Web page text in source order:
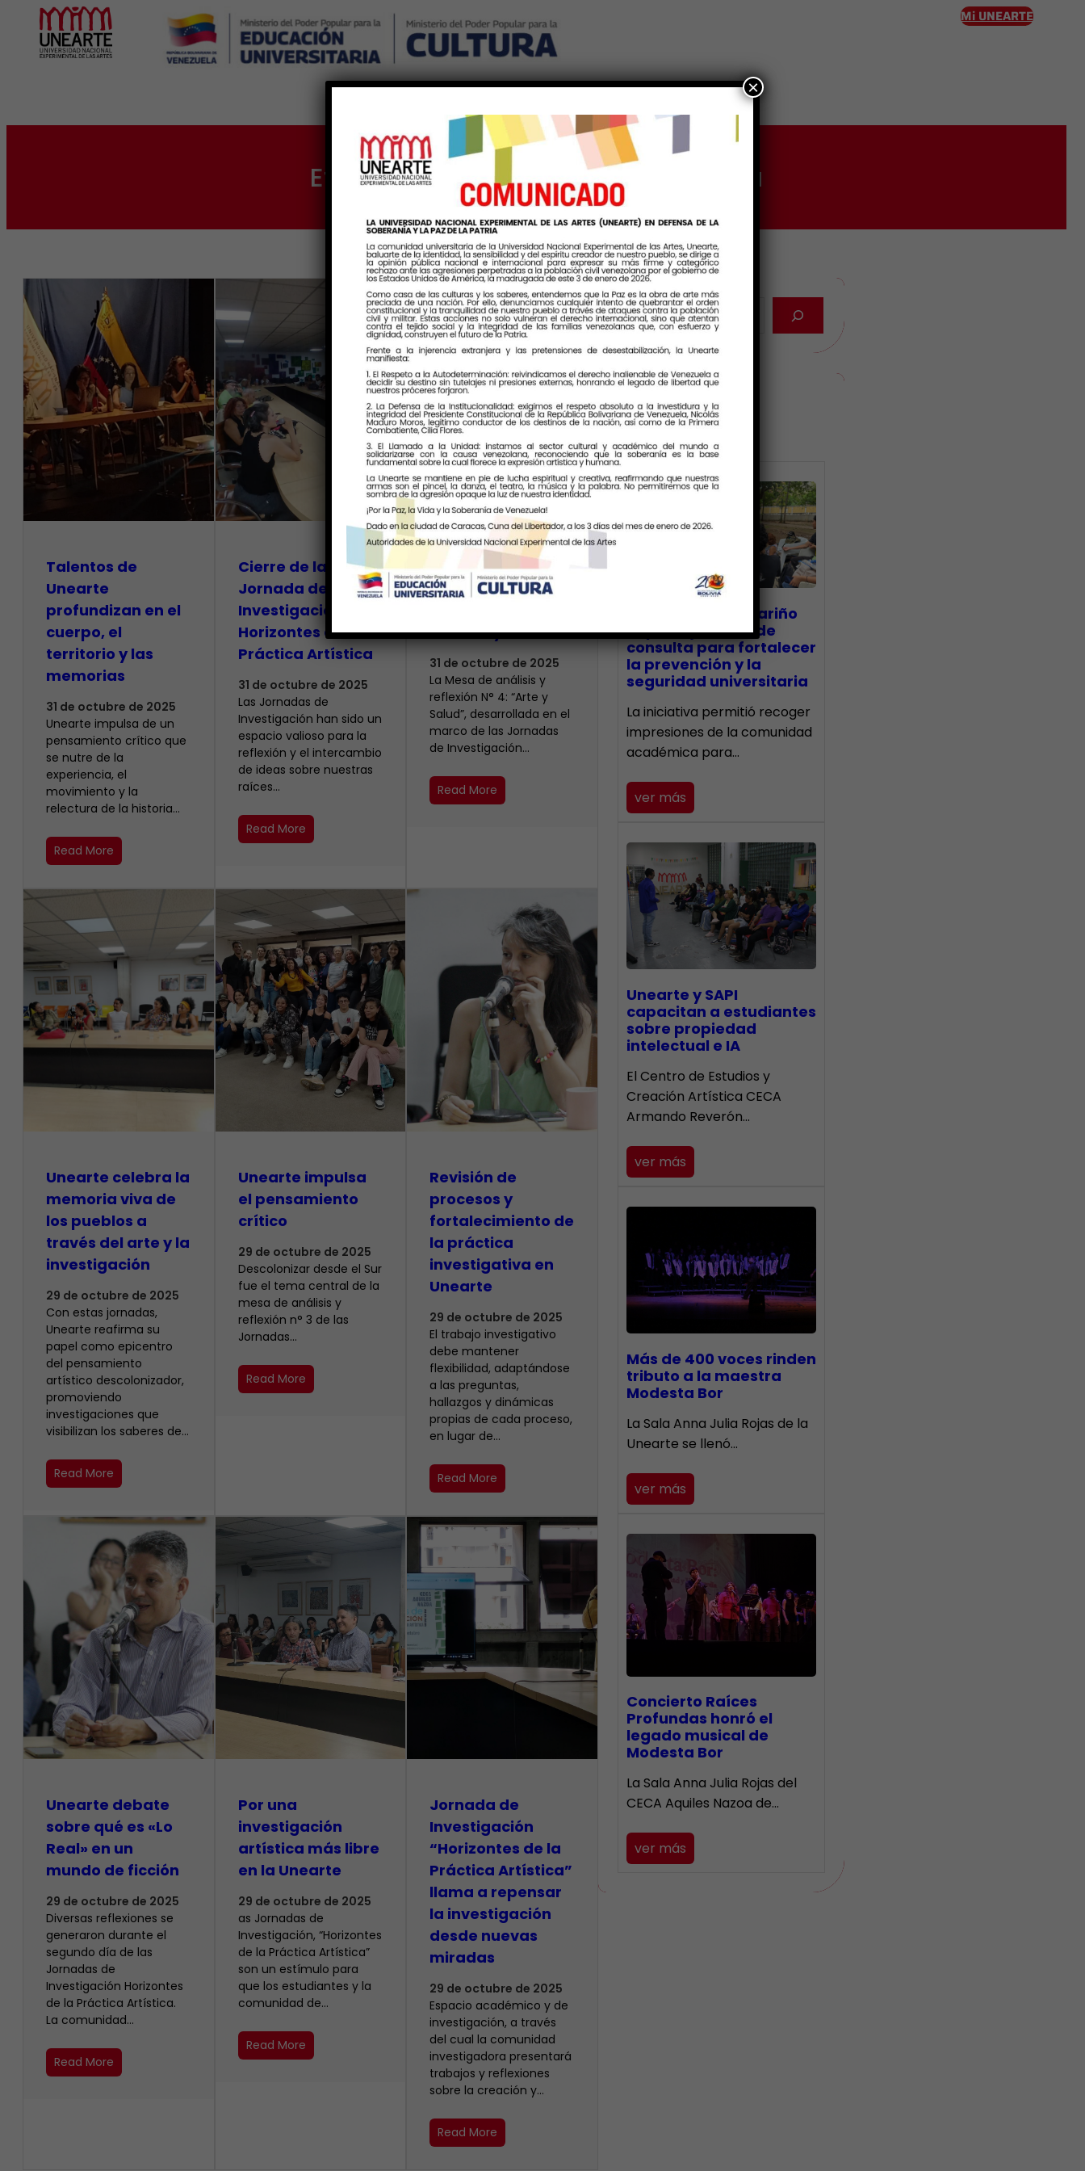
Mi UNEARTE
Ingreso
Etiqueta:TransformacionEducativa
Talentos de
Unearte
profundizan en el
cuerpo, el
territorio y las
memorias ​
31 de octubre de 2025
Unearte impulsa de un
pensamiento crítico que
se nutre de la
experiencia, el
movimiento y la
relectura de la historia…
Read More
Cierre de la
Jornada de
Investigación
Horizontes de la
Práctica Artística
31 de octubre de 2025
Las Jornadas de
Investigación han sido un
espacio valioso para la
reflexión y el intercambio
de ideas sobre nuestras
raíces…
Read More
Unearte
promueve el
del arte y la salud
31 de octubre de 2025
La Mesa de análisis y
reflexión N° 4: “Arte y
Salud”, desarrollada en el
marco de las Jornadas
de Investigación…
Read More
Unearte celebra la
memoria viva de
los pueblos a
través del arte y la
investigación
29 de octubre de 2025
Con estas jornadas,
Unearte reafirma su
papel como epicentro
del pensamiento
artístico descolonizador,
promoviendo
investigaciones que
visibilizan los saberes de…
Read More
Unearte impulsa
el pensamiento
crítico
29 de octubre de 2025
Descolonizar desde el Sur
fue el tema central de la
mesa de análisis y
reflexión n° 3 de las
Jornadas…
Read More
Revisión de
procesos y
fortalecimiento de
la práctica
investigativa en
Unearte
29 de octubre de 2025
El trabajo investigativo
debe mantener
flexibilidad, adaptándose
a las preguntas,
hallazgos y dinámicas
propias de cada proceso,
en lugar de…
Read More
Unearte debate
sobre qué es «Lo
Real» en un
mundo de ficción
29 de octubre de 2025
​Diversas reflexiones se
generaron durante el
segundo día de las
Jornadas de
Investigación Horizontes
de la Práctica Artística.
La comunidad…
Read More
Por una
investigación
artística más libre
en la Unearte
29 de octubre de 2025
as Jornadas de
Investigación, “Horizontes
de la Práctica Artística”
son un estímulo para
que los estudiantes y la
comunidad de…
Read More
Jornada de
Investigación
“Horizontes de la
Práctica Artística”
llama a repensar
la investigación
desde nuevas
miradas
29 de octubre de 2025
Espacio académico y de
investigación, a través
del cual la comunidad
investigadora presentará
trabajos y reflexiones
sobre la creación y…
Read More
Últimas Noticias
CECA Santiago Mariño
impulsó jornada de
consulta para fortalecer
la prevención y la
seguridad universitaria
La iniciativa permitió recoger
impresiones de la comunidad
académica para…
ver más
Unearte y SAPI
capacitan a estudiantes
sobre propiedad
intelectual e IA
El Centro de Estudios y
Creación Artística CECA
Armando Reverón…
ver más
Más de 400 voces rinden
tributo a la maestra
Modesta Bor
​La Sala Anna Julia Rojas de la
Unearte se llenó…
ver más
​Concierto Raíces
Profundas honró el
legado musical de
Modesta Bor
La Sala Anna Julia Rojas del
CECA Aquiles Nazoa de…
ver más
×